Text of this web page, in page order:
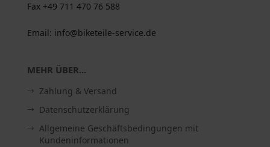
Fax +49 711 470 76 588
Email: info@biketeile-service.de
MEHR ÜBER...
Zahlung & Versand
Datenschutzerklärung
Allgemeine Geschäftsbedingungen mit
Kundeninformationen